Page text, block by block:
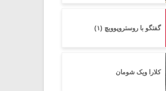
گفتگو با روستروپوویچ (۱)
کلارا ویک شومان